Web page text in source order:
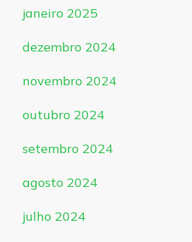
janeiro 2025
dezembro 2024
novembro 2024
outubro 2024
setembro 2024
agosto 2024
julho 2024